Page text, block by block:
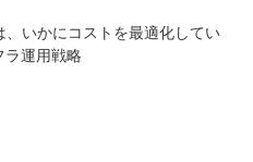
いかにコストを最適化してい
ラ運用戦略